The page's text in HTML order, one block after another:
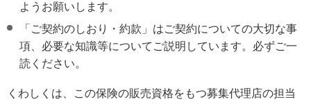
ようお願いします。
「ご契約のしおり・約款」はご契約についての大切な事
項、必要な知識等についてご説明しています。必ずご一
読ください。
くわしくは、この保険の販売資格をもつ募集代理店の担当